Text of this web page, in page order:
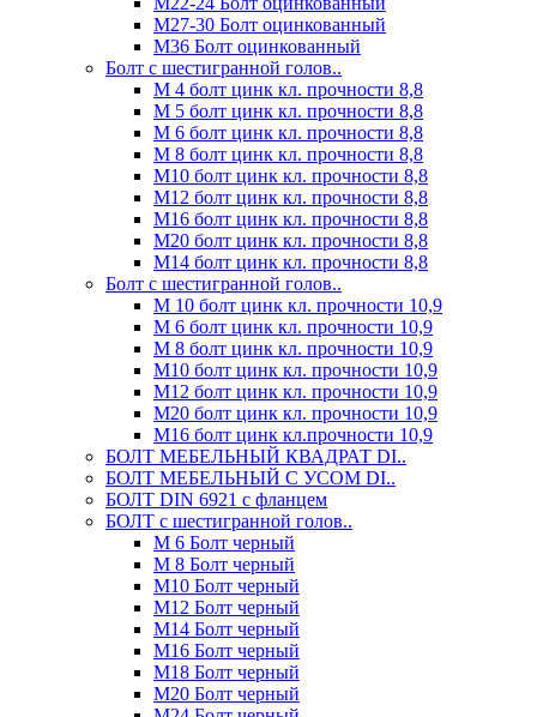
М27-30 Болт оцинкованный
М36 Болт оцинкованный
Болт с шестигранной голов..
М 4 болт цинк кл. прочности 8,8
М 5 болт цинк кл. прочности 8,8
М 6 болт цинк кл. прочности 8,8
М 8 болт цинк кл. прочности 8,8
М10 болт цинк кл. прочности 8,8
М12 болт цинк кл. прочности 8,8
М16 болт цинк кл. прочности 8,8
М20 болт цинк кл. прочности 8,8
М14 болт цинк кл. прочности 8,8
Болт с шестигранной голов..
М 10 болт цинк кл. прочности 10,9
М 6 болт цинк кл. прочности 10,9
М 8 болт цинк кл. прочности 10,9
М10 болт цинк кл. прочности 10,9
М12 болт цинк кл. прочности 10,9
М20 болт цинк кл. прочности 10,9
М16 болт цинк кл.прочности 10,9
БОЛТ МЕБЕЛЬНЫЙ КВАДРАТ DI..
БОЛТ МЕБЕЛЬНЫЙ С УСОМ DI..
БОЛТ DIN 6921 c фланцем
БОЛТ с шестигранной голов..
М 6 Болт черный
М 8 Болт черный
М10 Болт черный
М12 Болт черный
М14 Болт черный
М16 Болт черный
М18 Болт черный
М20 Болт черный